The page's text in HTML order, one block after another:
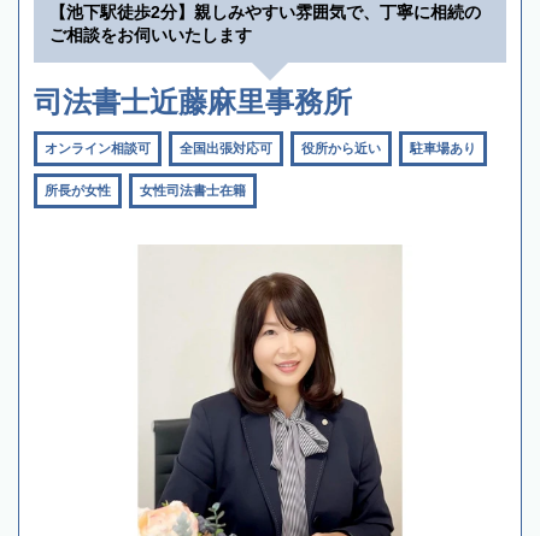
【池下駅徒歩2分】親しみやすい雰囲気で、丁寧に相続の
ご相談をお伺いいたします
司法書士近藤麻里事務所
オンライン相談可 全国出張対応可 役所から近い 駐車場あり
所長が女性 女性司法書士在籍